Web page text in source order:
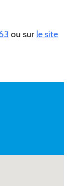
ou sur le site